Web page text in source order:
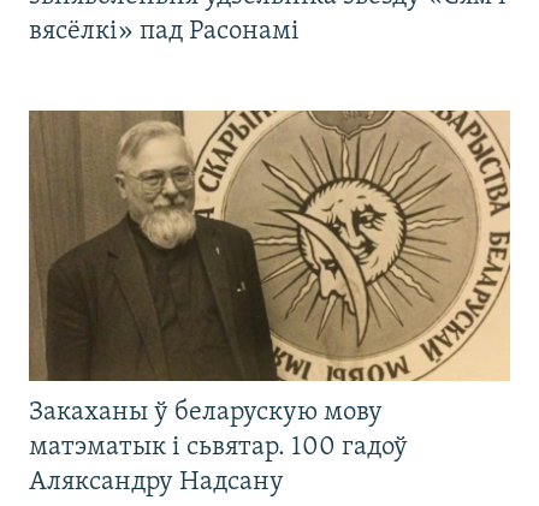
вясёлкі» пад Расонамі
Закаханы ў беларускую мову
матэматык і сьвятар. 100 гадоў
Аляксандру Надсану